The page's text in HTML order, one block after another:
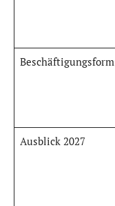
Beschäftigungsform
Ausblick 2027